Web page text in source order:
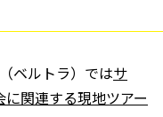
ベルトラ）ではサ
関連する現地ツアー